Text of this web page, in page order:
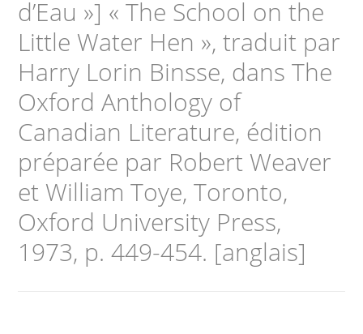
d’Eau »] « The School on the
Little Water Hen », traduit par
Harry Lorin Binsse, dans The
Oxford Anthology of
Canadian Literature, édition
préparée par Robert Weaver
et William Toye, Toronto,
Oxford University Press,
1973, p. 449-454. [anglais]